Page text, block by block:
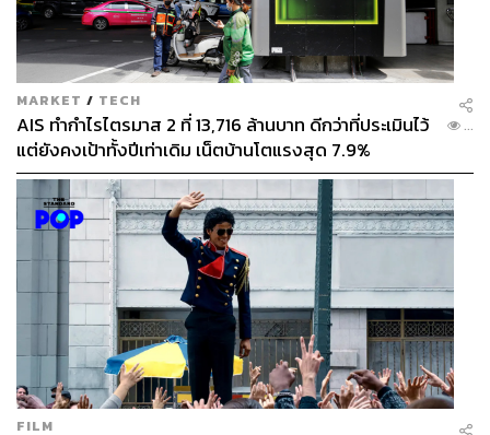
MARKET / TECH
AIS ทำกำไรไตรมาส 2 ที่ 13,716 ล้านบาท ดีกว่าที่ประเมินไว้
แต่ยังคงเป้าทั้งปีเท่าเดิม เน็ตบ้านโตแรงสุด 7.9%
...
FILM